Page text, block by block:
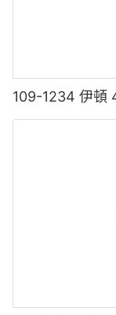
109-1234 伊頓